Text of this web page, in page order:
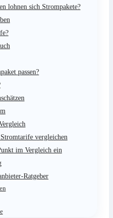
lohnen sich Strompakete?
passen?
vergleichen
im Vergleich ein
Ratgeber